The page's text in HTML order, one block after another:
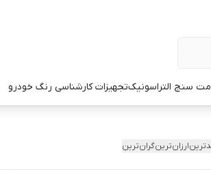
سنج التراسونیکتجهیزات کارشناسی رنگ خودرو
ارزان‌ترینگران‌ترین